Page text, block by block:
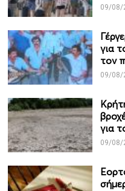
09/08/
για
τον
09/08/
για
09/08/